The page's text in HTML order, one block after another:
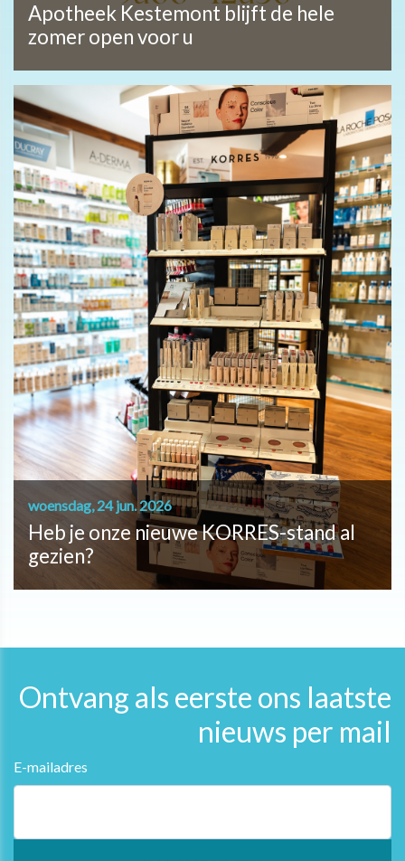
Apotheek Kestemont blijft de hele
zomer open voor u
woensdag, 24 jun. 2026
Heb je onze nieuwe KORRES-stand al
gezien?
Ontvang als eerste ons laatste
nieuws per mail
E-mailadres